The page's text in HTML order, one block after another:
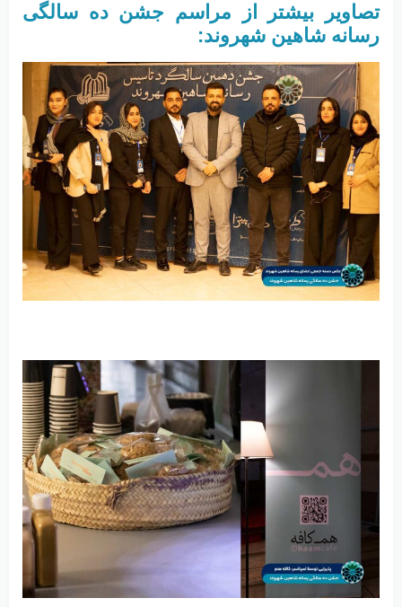
تصاویر بیشتر از مراسم جشن ده سالگی
رسانه شاهین شهروند: